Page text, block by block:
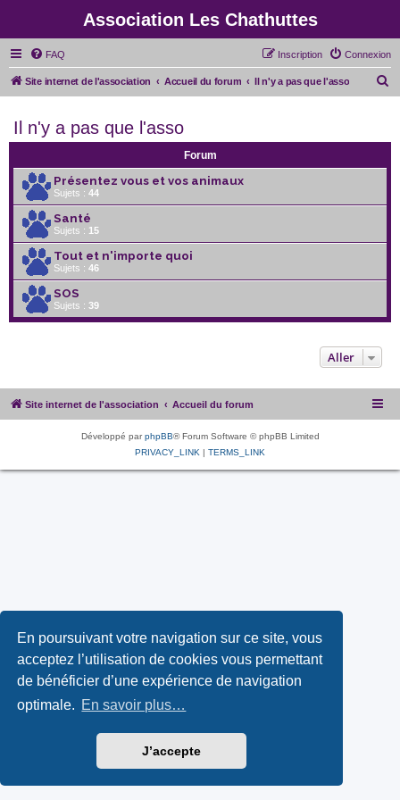
En poursuivant votre navigation sur ce site, vous
acceptez l’utilisation de cookies vous permettant
de bénéficier d’une expérience de navigation
optimale. En savoir plus…
J’accepte
Association Les Chathuttes
FAQ Connexion
Inscription
Site internet de l'association Accueil du forum Il n'y a pas que l'asso
h
Il n'y a pas que l'asso
Forum
Présentez vous et vos animaux
Sujets : 44
Santé
Sujets : 15
Tout et n'importe quoi
Sujets : 46
SOS
Sujets : 39
Aller
Site internet de l'association Accueil du forum
Développé parphpBB® Forum Software © phpBB Limited
PRIVACY_LINK | TERMS_LINK